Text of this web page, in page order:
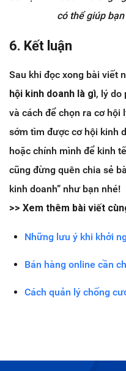
có thể giúp
6. Kết luận
Sau khi đọc xong bài viết
hội kinh doanh là gì, lý do
và cách để chọn ra cơ hội
sớm tìm được cơ hội kinh
hoặc chính mình để kinh
cũng đừng quên chia sẻ
kinh doanh” như bạn nhé!
>> Xem thêm bài viết
Những lưu ý khi khởi
Bán hàng online cần
Cách quản lý chống